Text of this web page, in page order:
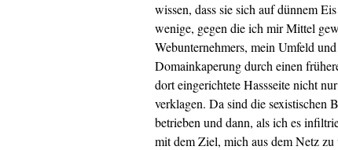
wissen, dass sie sich auf dünnem
wenige, gegen die ich mir Mittel
Webunternehmers, mein Umfeld
Domainkaperung durch einen
dort eingerichtete Hassseite nicht
verklagen. Da sind die sexistischen
betrieben und dann, als ich es
mit dem Ziel, mich aus dem Netz zu